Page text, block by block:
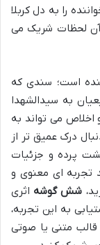
را به دل کربلا
آن لحظات شریک می
است؛ سندی که
به سیدالشهدا
می تواند به
درک عمیق تر از
پرده و جزئیات
تجربه ای معنوی و
شش گوشه اثری
به این تجربه،
قالب متنی یا صوتی